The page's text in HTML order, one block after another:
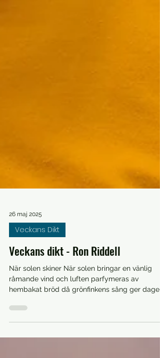
26 maj 2025
Veckans Dikt
Veckans dikt - Ron Riddell
När solen skiner När solen bringar en vänlig
röst och...